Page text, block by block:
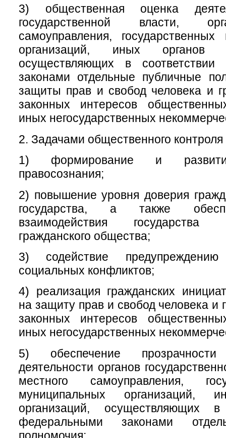
3) общественная оценка
государственной власти,
самоуправления,
организаций, иных органов
осуществляющих в
законами отдельные публичные
защиты прав и свобод человека и
законных интересов
иных негосударственных
2. Задачами общественного контроля
1) формирование и
правосознания;
2) повышение уровня доверия
государства, а также
взаимодействия
гражданского общества;
3) содействие
социальных конфликтов;
4) реализация гражданских
на защиту прав и свобод человека и
законных интересов
иных негосударственных
5) обеспечение
деятельности органов
местного самоуправления,
муниципальных организаций,
организаций, осуществляющих
федеральными законами
полномочия;